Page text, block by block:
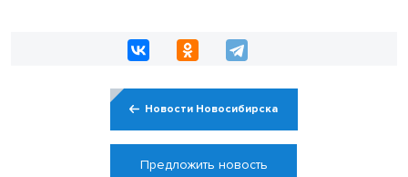
Новости Новосибирска
Предложить новость